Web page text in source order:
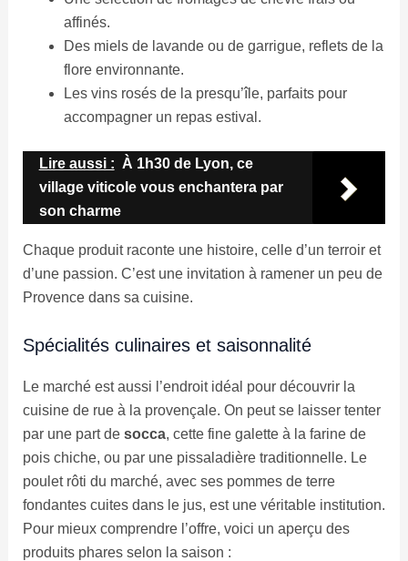
affinés.
Des miels de lavande ou de garrigue, reflets de la
flore environnante.
Les vins rosés de la presqu’île, parfaits pour
accompagner un repas estival.
Lire aussi : À 1h30 de Lyon, ce
village viticole vous enchantera par
son charme
Chaque produit raconte une histoire, celle d’un terroir et
d’une passion. C’est une invitation à ramener un peu de
Provence dans sa cuisine.
Spécialités culinaires et saisonnalité
Le marché est aussi l’endroit idéal pour découvrir la
cuisine de rue à la provençale. On peut se laisser tenter
par une part de socca, cette fine galette à la farine de
pois chiche, ou par une pissaladière traditionnelle. Le
poulet rôti du marché, avec ses pommes de terre
fondantes cuites dans le jus, est une véritable institution.
Pour mieux comprendre l’offre, voici un aperçu des
produits phares selon la saison :